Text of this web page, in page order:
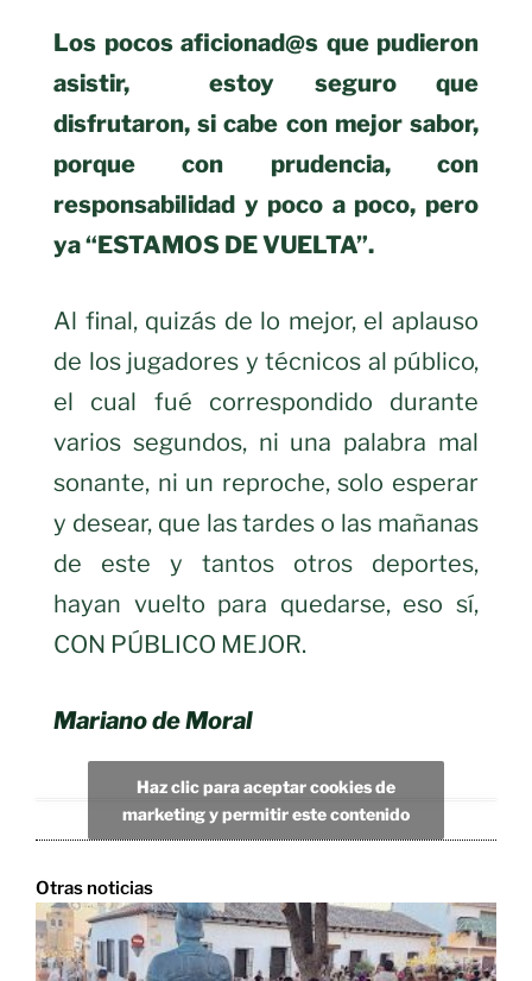
Los pocos aficionad@s que pudieron
asistir, estoy seguro que
disfrutaron, si cabe con mejor sabor,
porque con prudencia, con
responsabilidad y poco a poco, pero
ya “ESTAMOS DE VUELTA”.
Al final, quizás de lo mejor, el aplauso
de los jugadores y técnicos al público,
el cual fué correspondido durante
varios segundos, ni una palabra mal
sonante, ni un reproche, solo esperar
y desear, que las tardes o las mañanas
de este y tantos otros deportes,
hayan vuelto para quedarse, eso sí,
CON PÚBLICO MEJOR.
Mariano de Moral
Haz clic para aceptar cookies de
marketing y permitir este contenido
Otras noticias